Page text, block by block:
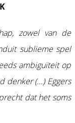
zowel van de
sublieme spel
ambiguïteit op
denker (...) Eggers
dat het soms